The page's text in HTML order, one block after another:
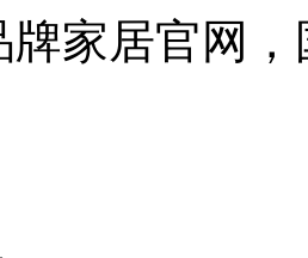
牌家居官网